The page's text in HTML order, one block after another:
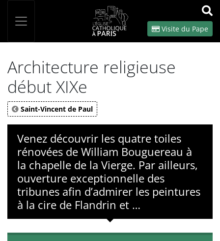
OK
Visite du Pape
Architecture religieuse
début XIXe
Saint-Vincent de Paul
Venez découvrir les quatre toiles
rénovées de William Bouguereau à
la chapelle de la Vierge. Par ailleurs,
ouverture exceptionnelle des
tribunes afin d’admirer les peintures
à la cire de Flandrin et …
Panneau de gestion des cookies